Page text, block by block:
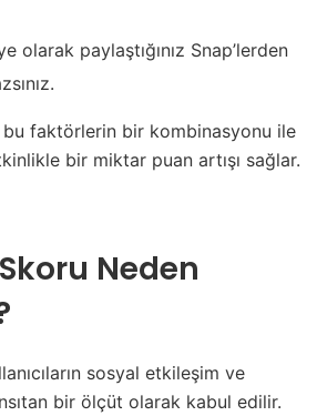
olarak paylaştığınız Snap’lerden
faktörlerin bir kombinasyonu ile
bir miktar puan artışı sağlar.
Neden
sosyal etkileşim ve
bir ölçüt olarak kabul edilir.